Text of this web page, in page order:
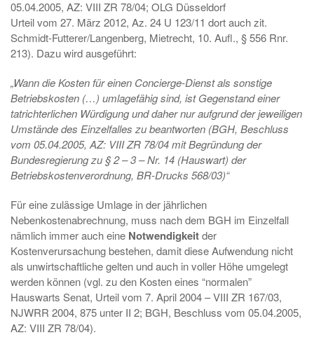
05.04.2005, AZ: VIII ZR 78/04; OLG Düsseldorf
Urteil vom 27. März 2012, Az. 24 U 123/11 dort auch zit.
Schmidt-Futterer/Langenberg, Mietrecht, 10. Aufl., § 556 Rnr.
213). Dazu wird ausgeführt:
„Wann die Kosten für einen Concierge-Dienst als sonstige
Betriebskosten (…) umlagefähig sind, ist Gegenstand einer
tatrichterlichen Würdigung und daher nur aufgrund der jeweiligen
Umstände des Einzelfalles zu beantworten (BGH, Beschluss
vom 05.04.2005, AZ: VIII ZR 78/04 mit Begründung der
Bundesregierung zu § 2 – 3 – Nr. 14 (Hauswart) der
Betriebskostenverordnung, BR-Drucks 568/03)“
Für eine zulässige Umlage in der jährlichen
Nebenkostenabrechnung, muss nach dem BGH im Einzelfall
nämlich immer auch eine Notwendigkeitder
Kostenverursachung bestehen, damit diese Aufwendung nicht
als unwirtschaftliche gelten und auch in voller Höhe umgelegt
werden können (vgl. zu den Kosten eines “normalen”
Hauswarts Senat, Urteil vom 7. April 2004 – VIII ZR 167/03,
NJWRR 2004, 875 unter II 2; BGH, Beschluss vom 05.04.2005,
AZ: VIII ZR 78/04).